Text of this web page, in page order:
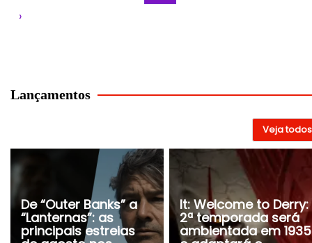
›
Lançamentos
Veja todos
De “Outer Banks” a
“Lanternas”: as
principais estreias
It: Welcome to Derry:
2ª temporada será
ambientada em 1935